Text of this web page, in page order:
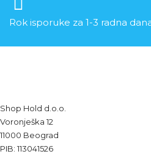
Rok isporuke za 1-3 radna
Shop Hold d.o.o.
Voronješka 12
11000 Beograd
PIB: 113041526